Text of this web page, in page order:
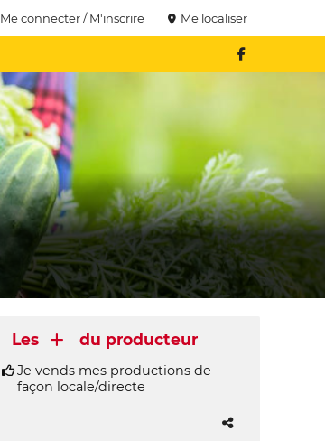
Me connecter / M'inscrire Me localiser
Les du producteur
Je vends mes productions de
façon locale/directe